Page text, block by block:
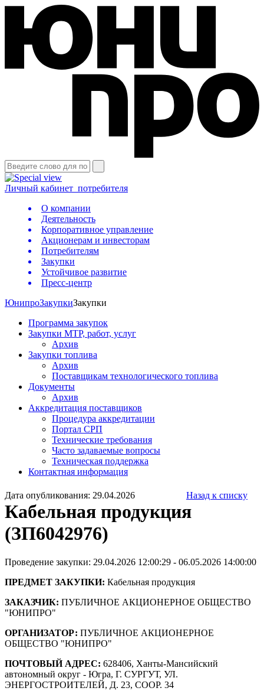
Личный кабинет потребителя
О компании
Деятельность
Корпоративное управление
Акционерам и инвесторам
Потребителям
Закупки
Устойчивое развитие
Пресс-центр
ЮнипроЗакупкиЗакупки
Программа закупок
Закупки МТР, работ, услуг
Архив
Закупки топлива
Архив
Поставщикам технологического топлива
Документы
Архив
Аккредитация поставщиков
Процедура аккредитации
Портал СРП
Технические требования
Часто задаваемые вопросы
Техническая поддержка
Контактная информация
Дата опубликования: 29.04.2026 Назад к списку
Кабельная продукция
(ЗП6042976)
Проведение закупки: 29.04.2026 12:00:29 - 06.05.2026 14:00:00
ПРЕДМЕТ ЗАКУПКИ: Кабельная продукция
ЗАКАЗЧИК: ПУБЛИЧНОЕ АКЦИОНЕРНОЕ ОБЩЕСТВО
"ЮНИПРО"
ОРГАНИЗАТОР: ПУБЛИЧНОЕ АКЦИОНЕРНОЕ
ОБЩЕСТВО "ЮНИПРО"
ПОЧТОВЫЙ АДРЕС: 628406, Ханты-Мансийский
автономный округ - Югра, Г. СУРГУТ, УЛ.
ЭНЕРГОСТРОИТЕЛЕЙ, Д. 23, СООР. 34